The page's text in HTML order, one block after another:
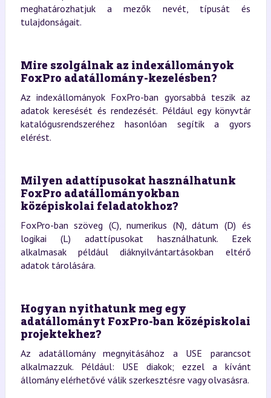
meghatározhatjuk a mezők nevét, típusát és
tulajdonságait.
Mire szolgálnak az indexállományok
FoxPro adatállomány-kezelésben?
Az indexállományok FoxPro-ban gyorsabbá teszik az
adatok keresését és rendezését. Például egy könyvtár
katalógusrendszeréhez hasonlóan segítik a gyors
elérést.
Milyen adattípusokat használhatunk
FoxPro adatállományokban
középiskolai feladatokhoz?
FoxPro-ban szöveg (C), numerikus (N), dátum (D) és
logikai (L) adattípusokat használhatunk. Ezek
alkalmasak például diáknyilvántartásokban eltérő
adatok tárolására.
Hogyan nyithatunk meg egy
adatállományt FoxPro-ban középiskolai
projektekhez?
Az adatállomány megnyitásához a USE parancsot
alkalmazzuk. Például: USE diakok; ezzel a kívánt
állomány elérhetővé válik szerkesztésre vagy olvasásra.